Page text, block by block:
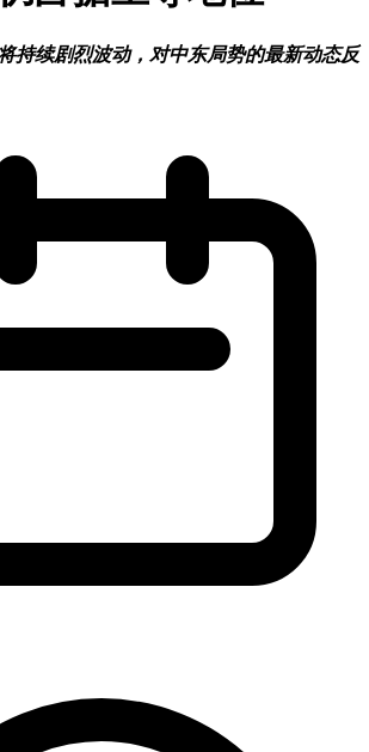
持续剧烈波动，对中东局势的最新动态反